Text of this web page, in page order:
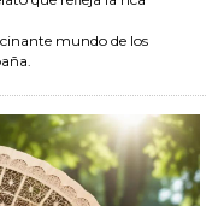
mundo de los